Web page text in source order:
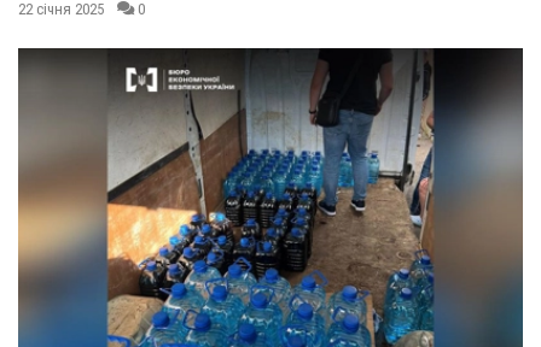
22 січня 2025 0